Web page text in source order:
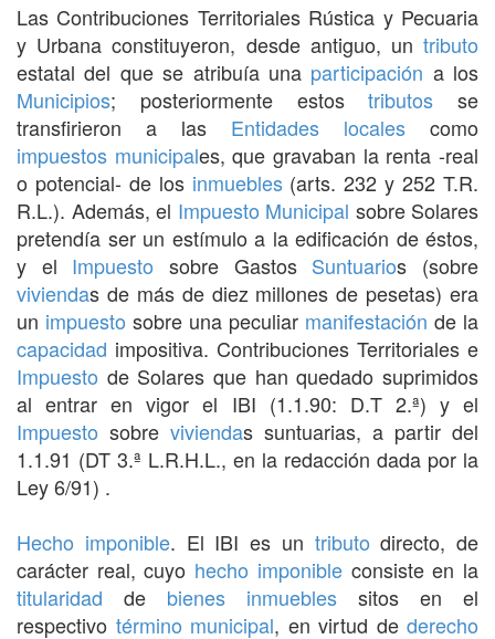
Las Contribuciones Territoriales Rústica y Pecuaria
y Urbana constituyeron, desde antiguo, un tributo
estatal del que se atribuía una participación a los
Municipios; posteriormente estostributos se
transfirieron a las Entidades locales como
impuestos municipales, que gravaban la renta -real
o potencial- de los inmuebles(arts. 232 y 252 T.R.
R.L.). Además, el Impuesto Municipal sobre Solares
pretendía ser un estímulo a la edificación de éstos,
y el Impuesto sobre Gastos Suntuarios (sobre
viviendas de más de diez millones de pesetas) era
un impuesto sobre una peculiar manifestación de la
capacidad impositiva. Contribuciones Territoriales e
Impuesto de Solares que han quedado suprimidos
al entrar en vigor el IBI (1.1.90: D.T 2.ª) y el
Impuesto sobre viviendas suntuarias, a partir del
1.1.91 (DT 3.ª L.R.H.L., en la redacción dada por la
Ley 6/91) .
Hecho imponible. El IBI es un tributo directo, de
carácter real, cuyo hecho imponibleconsiste en la
titularidad de bienes inmuebles sitos en el
respectivo término municipal, en virtud de derecho